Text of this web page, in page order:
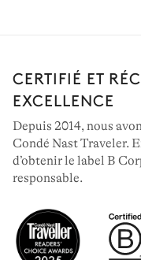
CERTIFIÉ ET
EXCELLENCE
Depuis 2014, nous
Condé Nast Traveler.
d’obtenir le label B
responsable.